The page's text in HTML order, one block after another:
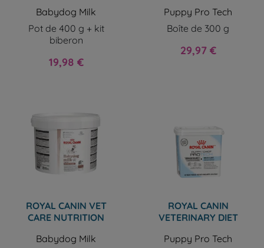
Babydog Milk
Pot de 400 g + kit
biberon
Prix
19,98 €
Puppy Pro Tech
Boîte de 300 g
Prix
29,97 €
ROYAL CANIN VET
CARE NUTRITION
Babydog Milk
ROYAL CANIN
VETERINARY DIET
Puppy Pro Tech